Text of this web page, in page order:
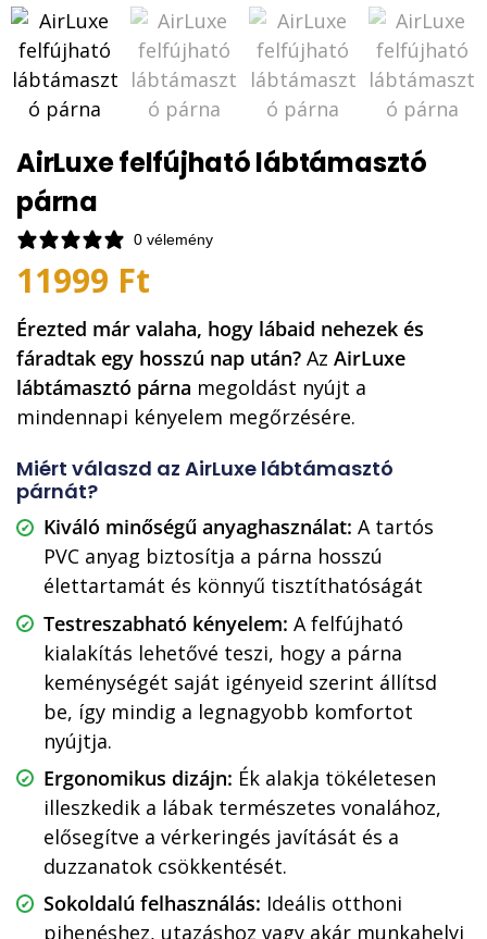
AirLuxe felfújható lábtámasztó
párna
0 vélemény
11999 Ft
Érezted már valaha, hogy lábaid nehezek és
fáradtak egy hosszú nap után? Az AirLuxe
lábtámasztó párna megoldást nyújt a
mindennapi kényelem megőrzésére.
Miért válaszd az AirLuxe lábtámasztó
párnát?
Kiváló minőségű anyaghasználat: A tartós
PVC anyag biztosítja a párna hosszú
élettartamát és könnyű tisztíthatóságát
Testreszabható kényelem: A felfújható
kialakítás lehetővé teszi, hogy a párna
keménységét saját igényeid szerint állítsd
be, így mindig a legnagyobb komfortot
nyújtja.
Ergonomikus dizájn: Ék alakja tökéletesen
illeszkedik a lábak természetes vonalához,
elősegítve a vérkeringés javítását és a
duzzanatok csökkentését.
Sokoldalú felhasználás: Ideális otthoni
pihenéshez, utazáshoz vagy akár munkahelyi